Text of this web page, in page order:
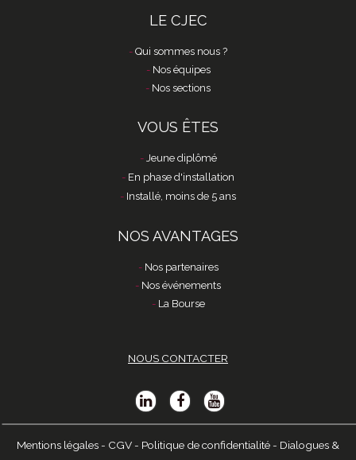
LE CJEC
Qui sommes nous ?
Nos équipes
Nos sections
VOUS ÊTES
Jeune diplômé
En phase d'installation
Installé, moins de 5 ans
NOS AVANTAGES
Nos partenaires
Nos événements
La Bourse
NOUS CONTACTER
Mentions légales - CGV - Politique de confidentialité - Dialogues &